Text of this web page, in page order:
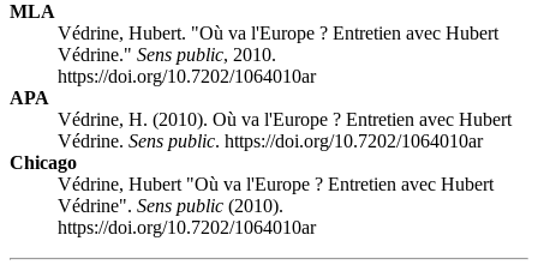
MLA
Védrine, Hubert. "Où va l'Europe ? Entretien avec Hubert
Védrine." Sens public, 2010.
https://doi.org/10.7202/1064010ar
APA
Védrine, H. (2010). Où va l'Europe ? Entretien avec Hubert
Védrine. Sens public. https://doi.org/10.7202/1064010ar
Chicago
Védrine, Hubert "Où va l'Europe ? Entretien avec Hubert
Védrine". Sens public (2010).
https://doi.org/10.7202/1064010ar